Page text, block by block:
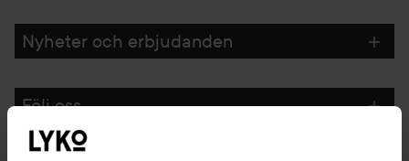
Nyheter och erbjudanden
Följ oss